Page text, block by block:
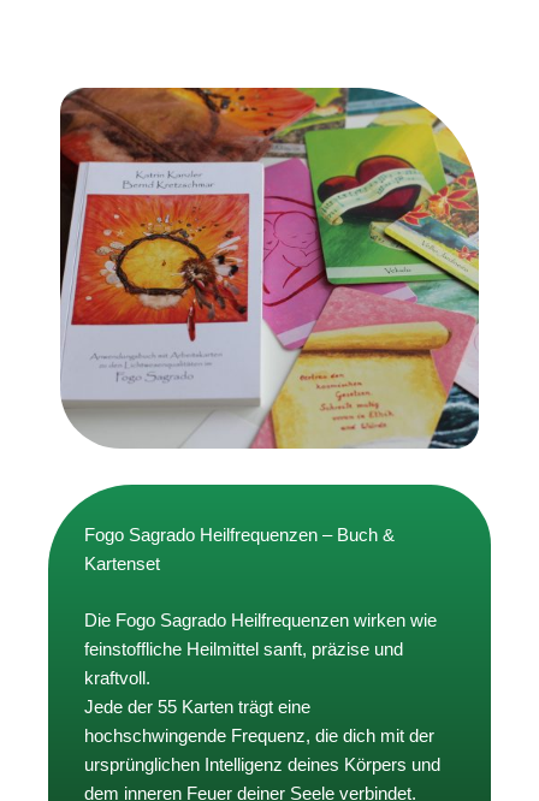
Fogo Sagrado Heilfrequenzen – Buch &
Kartenset
Die Fogo Sagrado Heilfrequenzen wirken wie
feinstoffliche Heilmittel sanft, präzise und
kraftvoll.
Jede der 55 Karten trägt eine
hochschwingende Frequenz, die dich mit der
ursprünglichen Intelligenz deines Körpers und
dem inneren Feuer deiner Seele verbindet.